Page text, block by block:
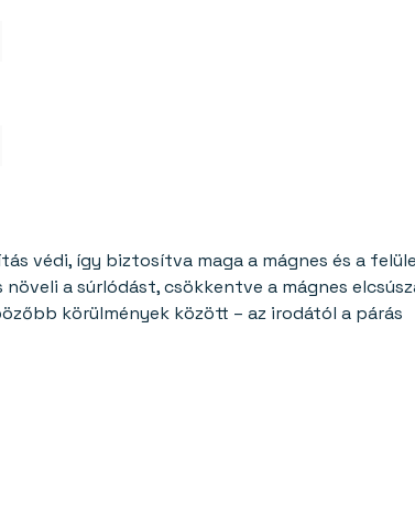
védi, így biztosítva maga a mágnes és a
a súrlódást, csökkentve a mágnes
körülmények között – az irodától a párás